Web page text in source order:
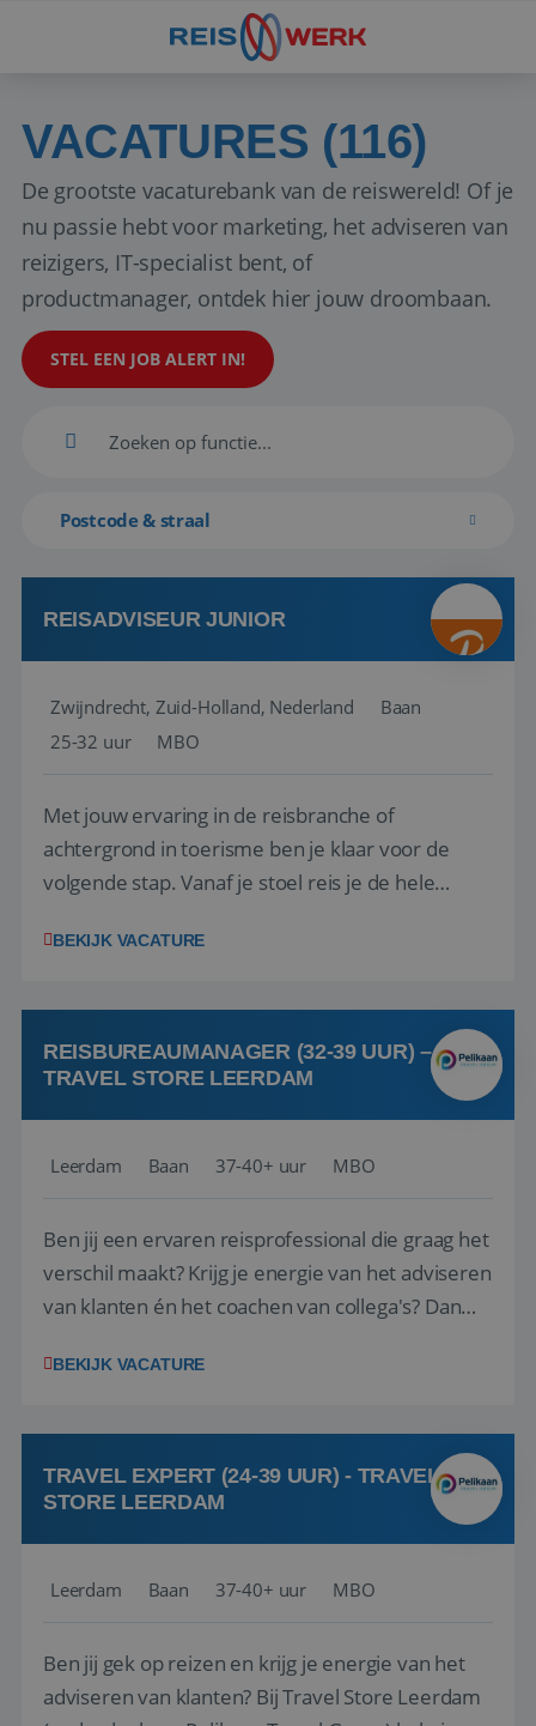
VACATURES (116)
De grootste vacaturebank van de reiswereld! Of je
nu passie hebt voor marketing, het adviseren van
reizigers, IT-specialist bent, of
productmanager, ontdek hier jouw droombaan.
STEL EEN JOB ALERT IN!
Postcode & straal
REISADVISEUR JUNIOR
Zwijndrecht, Zuid-Holland, Nederland
Baan
25-32 uur
MBO
Met jouw ervaring in de reisbranche of
achtergrond in toerisme ben je klaar voor de
volgende stap. Vanaf je stoel reis je de hele
wensen van je team, je klant en wat er in de
klanten te overtuigen om die droomreis te
boeken! ...
BEKIJK VACATURE
REISBUREAUMANAGER (32-39 UUR) –
TRAVEL STORE LEERDAM
Leerdam Baan 37-40+ uur MBO
Ben jij een ervaren reisprofessional die graag het
verschil maakt? Krijg je energie van het adviseren
van klanten én het coachen van collega's? Dan
(onderdeel van Pelikaan Travel Group) zoeken
team het reisbureau verder...
BEKIJK VACATURE
TRAVEL EXPERT (24-39 UUR) - TRAVEL
STORE LEERDAM
Leerdam Baan 37-40+ uur MBO
Ben jij gek op reizen en krijg je energie van het
adviseren van klanten? Bij Travel Store Leerdam